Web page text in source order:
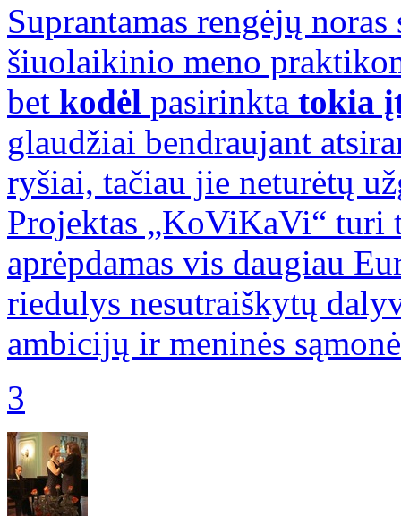
Suprantamas rengėjų
šiuolaikinio meno
bet kodėl pasirinkta tokia
glaudžiai bendraujant
ryšiai, tačiau jie neturėtų
Projektas „KoViKaVi“ turi
aprėpdamas vis daugiau
riedulys nesutraiškytų
ambicijų ir meninės
3